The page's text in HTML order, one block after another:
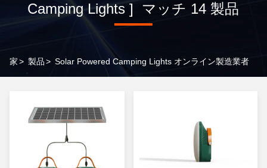
Camping Lights ] マッチ 14 製品
家> 製品> Solar Powered Camping Lights オンライン製造業者